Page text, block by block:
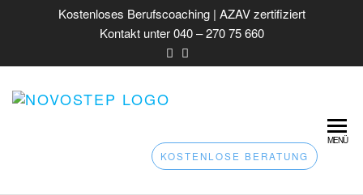
Kostenloses Berufscoaching | AZAV zertifiziert
Kontakt unter 040 – 270 75 660
COACHING &
JOBCOACHING
Integration –
Orientierung &
KOSTENLOSE BERATUNG
MENÜ